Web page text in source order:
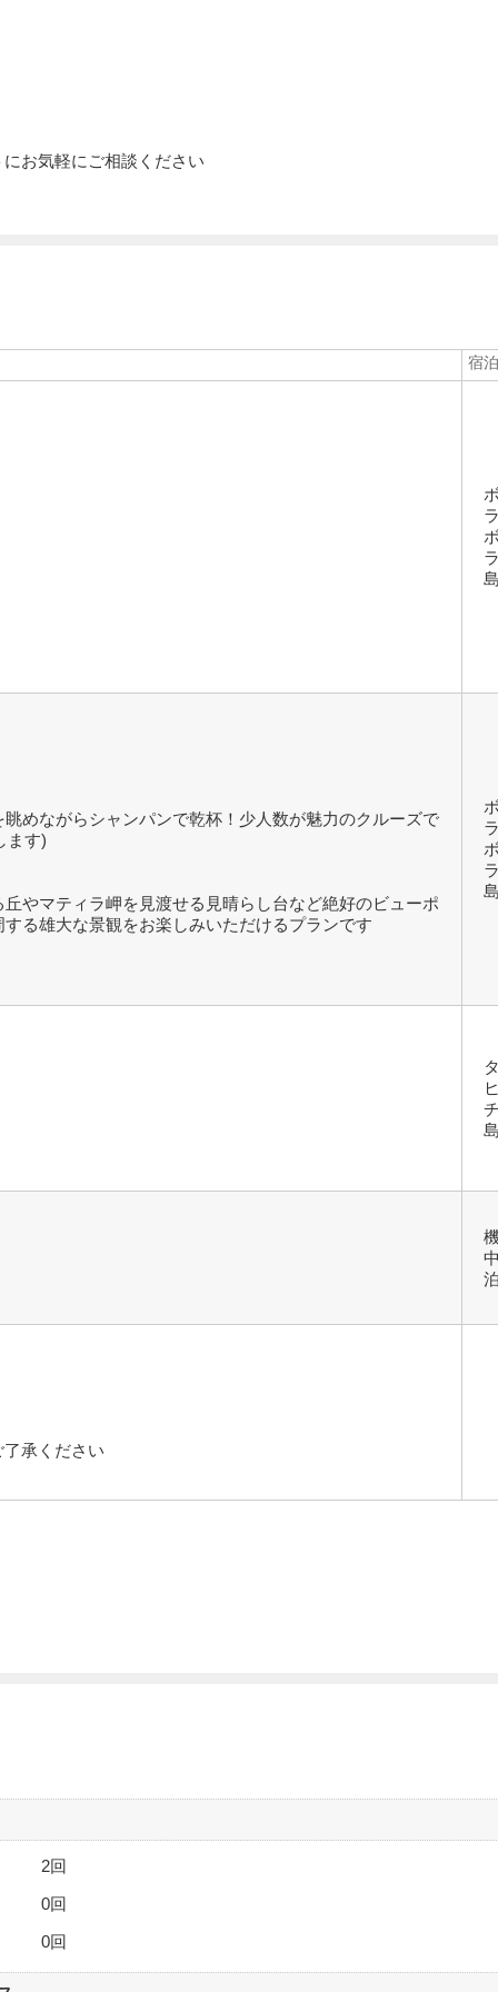
お気軽にご相談ください
宿
めながらシャンパンで乾杯！少人数が魅力のクルーズで
ます)
やマティラ岬を見渡せる見晴らし台など絶好のビューポ
る雄大な景観をお楽しみいただけるプランです
承ください
2回
0回
0回